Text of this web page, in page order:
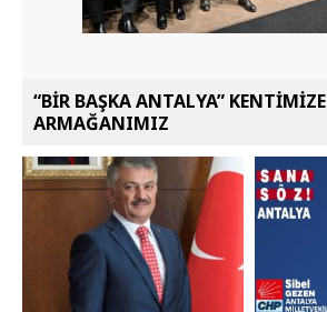
“BİR BAŞKA ANTALYA” KENTİMİZE
ARMAĞANIMIZ